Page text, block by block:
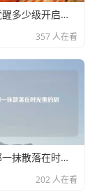
DNF二次觉醒多少级开启？深度解析阿拉德勇士的破茧成蝶之路dnf二次觉醒几级
357 人在看
阿莓莓，那一抹散落在时光里的甜
202 人在看